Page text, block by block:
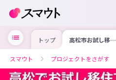
トップ 高松市お試し移住
促進事業補助金の
スマウト プロジェクトをさがす